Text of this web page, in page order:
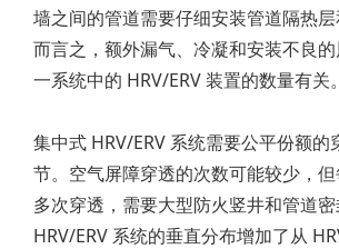
墙之间的管道需要仔细安装管道隔热
而言之，额外漏气、冷凝和安装不良
一系统中的 HRV/ERV 装置的数量有关。
集中式 HRV/ERV 系统需要公平份额的
节。空气屏障穿透的次数可能较少，
多次穿透，需要大型防火竖井和管道
HRV/ERV 系统的垂直分布增加了从